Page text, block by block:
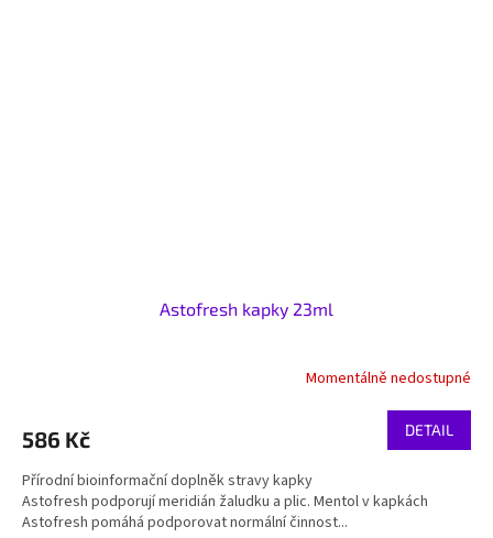
Astofresh kapky 23ml
Momentálně nedostupné
586 Kč DETAIL
Přírodní bioinformační doplněk stravy kapky
Astofresh podporují meridián žaludku a plic. Mentol v kapkách
Astofresh pomáhá podporovat normální činnost...